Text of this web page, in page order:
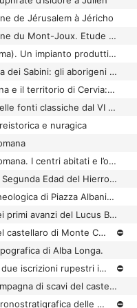
de Jérusalem à Jéricho
La route romaine du Mont-Joux. Etude topographique
La Rustica (Roma). Un impianto produttivo lungo la Via Collatina
La Sabina prima dei Sabini: gli aborigeni e l'età del Bronzo : i santuari romani in opera poligonale
La salina romana e il territorio di Cervia: aspetti ambientali e infrastrutture storiche
La Sardegna nelle fonti classiche dal VI sec. a.C. al VI sec. d.C: opera di compilazione comprendente la ricerca e il riordino cronologico di tutte le antiche testimonianze letterarie latine e greche riguardanti la Sardegna, con testo italiano a fronte
e nuragica
La Sardegna romana. I centri abitati e l’organizzazione municipale
La sauna de la Segunda Edad del Hierro del oppidum de Monte Ornedo (Cantabria, España)
La scatola archeologica di Piazza Albania all'Aventino: storia, scavo e valorizzazione di un contesto urbano
La scoperta dei primi avanzi del Lucus Bormani
La scoperta del castellaro di Monte Colma
⛔
di Alba Longa.
La scorpeta di due iscrizioni rupestri in Iran e Turchia
⛔
La seconda campagna di scavi del castellaro di Monte Colma (Sanremo)
La sequenza cronostratigrafica delle fasi di occupazione dell'insediamento protostorico di Roca (Melendugno, Lecce). Relazione preliminare della campagna di scavo 2005 - Saggio 10
⛔